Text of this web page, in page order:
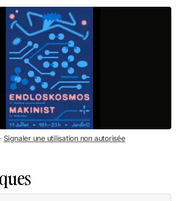
Signaler une utilisation non autorisée